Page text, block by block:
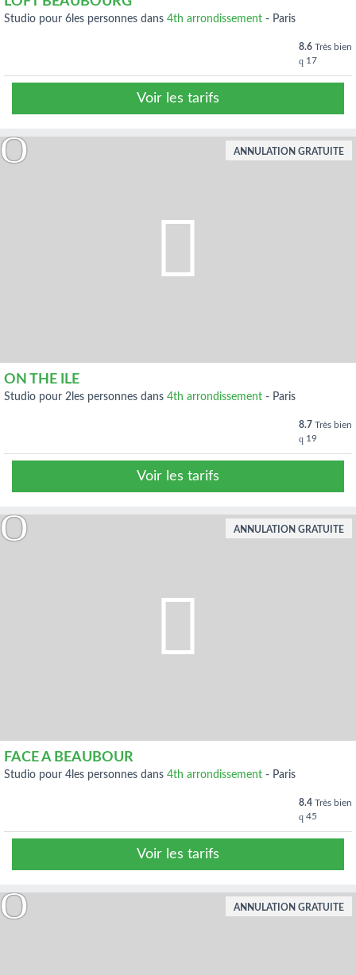
studio pour 6les personnes dans 4th arrondissement - Paris
8.6 Très bien
17
Voir les tarifs
ON THE ILE
studio pour 2les personnes dans 4th arrondissement - Paris
8.7 Très bien
19
Voir les tarifs
ANNULATION GRATUITE
FACE A BEAUBOUR
studio pour 4les personnes dans 4th arrondissement - Paris
8.4 Très bien
45
Voir les tarifs
ANNULATION GRATUITE
ANNULATION GRATUITE